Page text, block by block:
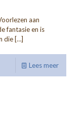
aan
fantasie en is
die […]
Lees meer